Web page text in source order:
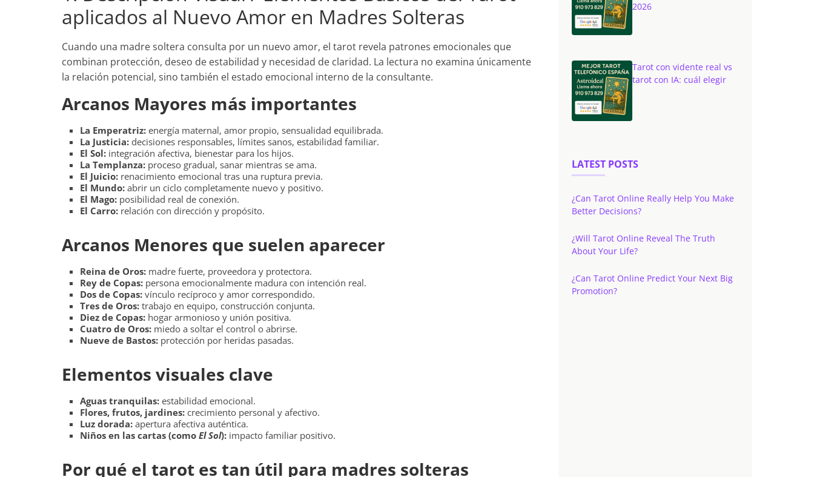
aplicados al Nuevo Amor en Madres Solteras
Cuando una madre soltera consulta por un nuevo amor, el tarot revela patrones emocionales que
combinan protección, deseo de estabilidad y necesidad de claridad. La lectura no examina únicamente
la relación potencial, sino también el estado emocional interno de la consultante.
Arcanos Mayores más importantes
La Emperatriz: energía maternal, amor propio, sensualidad equilibrada.
La Justicia: decisiones responsables, límites sanos, estabilidad familiar.
El Sol: integración afectiva, bienestar para los hijos.
La Templanza: proceso gradual, sanar mientras se ama.
El Juicio: renacimiento emocional tras una ruptura previa.
El Mundo: abrir un ciclo completamente nuevo y positivo.
El Mago: posibilidad real de conexión.
El Carro: relación con dirección y propósito.
Arcanos Menores que suelen aparecer
Reina de Oros: madre fuerte, proveedora y protectora.
Rey de Copas: persona emocionalmente madura con intención real.
Dos de Copas: vínculo recíproco y amor correspondido.
Tres de Oros: trabajo en equipo, construcción conjunta.
Diez de Copas: hogar armonioso y unión positiva.
Cuatro de Oros: miedo a soltar el control o abrirse.
Nueve de Bastos: protección por heridas pasadas.
Elementos visuales clave
Aguas tranquilas: estabilidad emocional.
Flores, frutos, jardines: crecimiento personal y afectivo.
Luz dorada: apertura afectiva auténtica.
Niños en las cartas (como El Sol): impacto familiar positivo.
Por qué el tarot es tan útil para madres solteras
2026
Tarot con vidente real vs
tarot con IA: cuál elegir
LATEST POSTS
¿Can Tarot Online Really Help You Make
Better Decisions?
¿Will Tarot Online Reveal The Truth
About Your Life?
¿Can Tarot Online Predict Your Next Big
Promotion?